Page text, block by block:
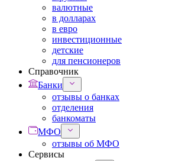
валютные
в долларах
в евро
инвестиционные
детские
для пенсионеров
Справочник
Банки
отзывы о банках
отделения
банкоматы
МФО
отзывы об МФО
Сервисы